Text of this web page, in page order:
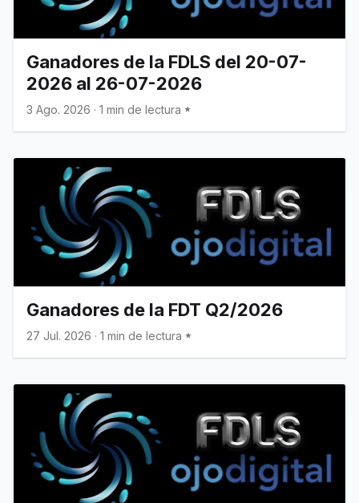
Ganadores de la FDLS del 20-07-
2026 al 26-07-2026
3 Ago. 2026 · 1 min de lectura
Ganadores de la FDT Q2/2026
27 Jul. 2026 · 1 min de lectura